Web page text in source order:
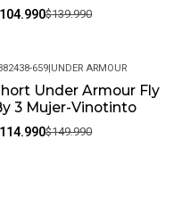
$139.990
-23%
659|UNDER ARMOUR
Under Armour Fly
3 Mujer-Vinotinto
$149.990